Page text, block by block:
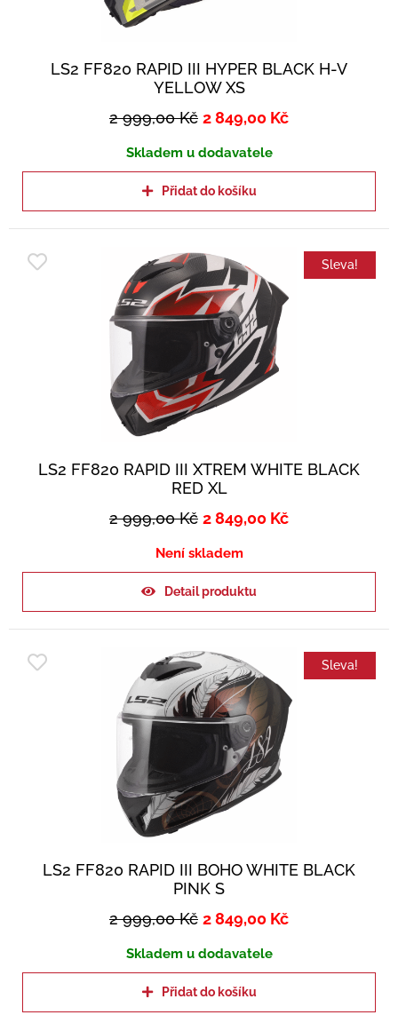
LS2 FF820 RAPID III HYPER BLACK H-V
YELLOW XS
2 999,00Kč 2 849,00 Kč
Skladem u dodavatele
Přidat do košíku
Sleva!
LS2 FF820 RAPID III XTREM WHITE BLACK
RED XL
2 999,00Kč 2 849,00 Kč
Není skladem
Detail produktu
Sleva!
LS2 FF820 RAPID III BOHO WHITE BLACK
PINK S
2 999,00Kč 2 849,00 Kč
Skladem u dodavatele
Přidat do košíku